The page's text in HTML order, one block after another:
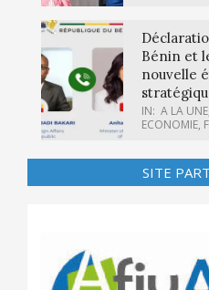
Bénin et
nouvelle
IN: A LA UNE
ECONOMIE,
SITE